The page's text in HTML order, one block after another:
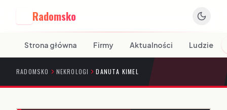
Radomsko
Strona główna Firmy Aktualności Ludzie
RADOMSKO NEKROLOGI DANUTA KIMEL